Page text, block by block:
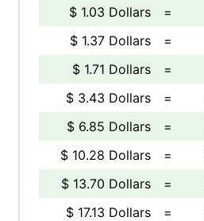
$ 1.03 Dollars
=
$ 1.37 Dollars
=
$ 1.71 Dollars
=
$ 3.43 Dollars
=
$ 6.85 Dollars
=
$ 10.28 Dollars
=
$ 13.70 Dollars
=
$ 17.13 Dollars
=